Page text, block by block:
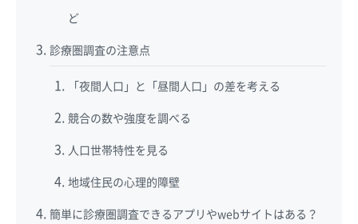
ど
診療圏調査の注意点
「夜間人口」と「昼間人口」の差を考える
競合の数や強度を調べる
人口世帯特性を見る
地域住民の心理的障壁
簡単に診療圏調査できるアプリやwebサイトはある？